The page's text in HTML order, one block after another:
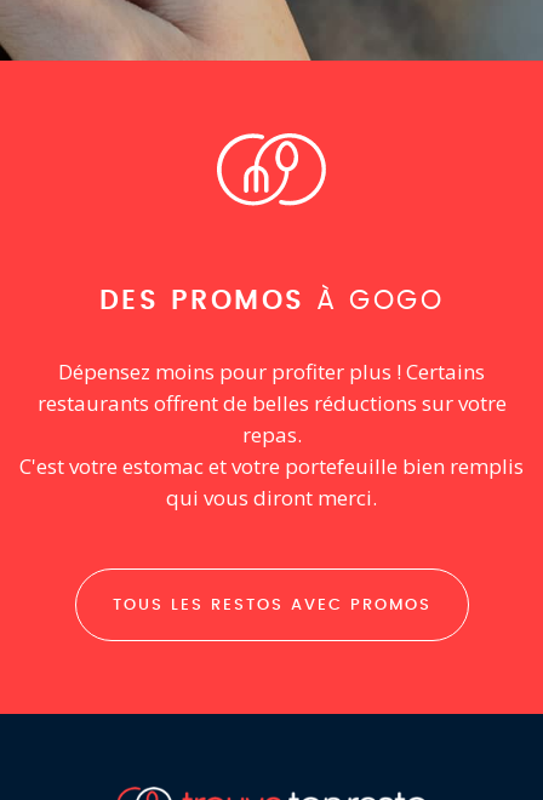
DES PROMOS À GOGO
Dépensez moins pour profiter plus ! Certains
restaurants offrent de belles réductions sur votre
repas.
C'est votre estomac et votre portefeuille bien remplis
qui vous diront merci.
TOUS LES RESTOS AVEC PROMOS